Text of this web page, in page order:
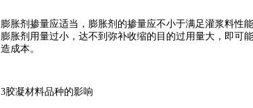
膨胀剂掺量应适当， 膨胀剂的掺量应不小于满足灌浆料性能
膨胀剂用量过小，达不到弥补收缩的目的过用量大，即可
造成本。
3胶凝材料品种的影响